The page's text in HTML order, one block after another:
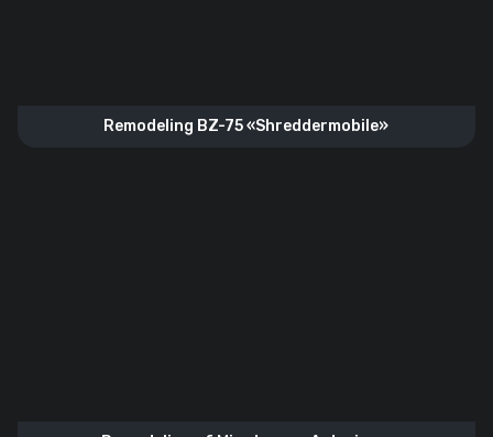
Remodeling BZ-75 «Shreddermobile»